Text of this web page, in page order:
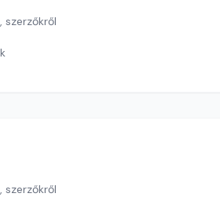
szerzőkről
szerzőkről